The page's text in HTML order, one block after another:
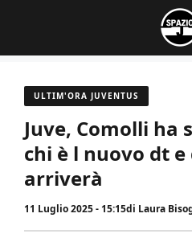
contenuto
ULTIM'ORA JUVENTUS
Juve, Comolli ha
chi è l nuovo dt
arriverà
11 Luglio 2025 - 15:15di Laura